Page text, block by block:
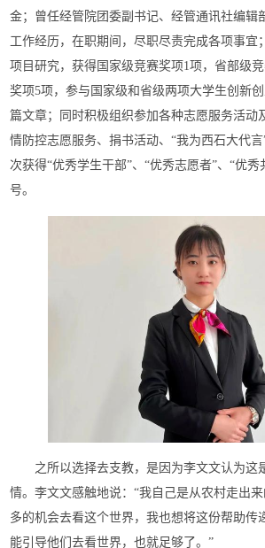
金；曾任经管院团委副书记、经管通讯社编辑
工作经历，在职期间，尽职尽责完成各项事宜
项目研究，获得国家级竞赛奖项1项，省部级
奖项5项，参与国家级和省级两项大学生创新
篇文章；同时积极组织参加各种志愿服务活动
情防控志愿服务、捐书活动、“我为西石大代
次获得“优秀学生干部”、“优秀志愿者”、“优
号。
之所以选择去支教，是因为李文文认为这
情。李文文感触地说：“我自己是从农村走出
多的机会去看这个世界，我也想将这份帮助传
能引导他们去看世界，也就足够了。”